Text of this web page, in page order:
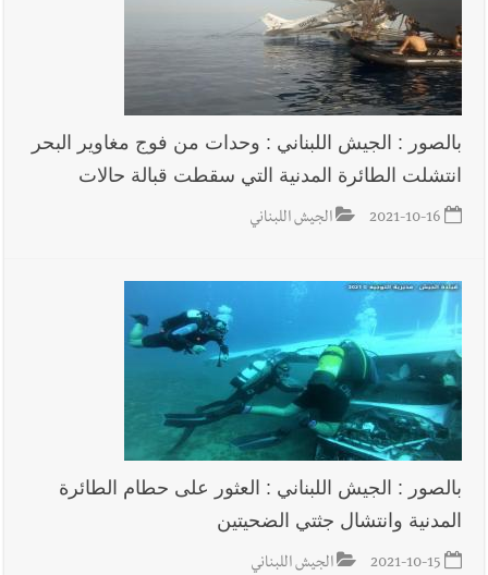
بالصور : الجيش اللبناني : وحدات من فوج مغاوير البحر
انتشلت الطائرة المدنية التي سقطت قبالة حالات
2021-10-16 الجيش اللبناني
بالصور : الجيش اللبناني : العثور على حطام الطائرة
المدنية وانتشال جثتي الضحيتين
2021-10-15 الجيش اللبناني